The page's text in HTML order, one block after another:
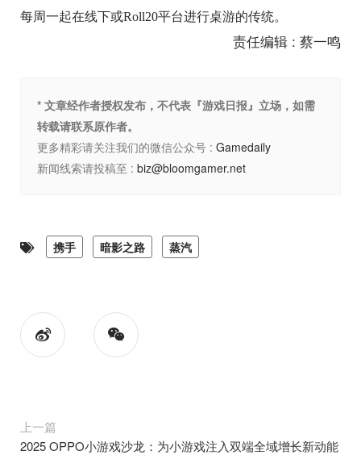
每周一起在线下或Roll20平台进行桌游的传统。
责任编辑 : 蔡一鸣
* 文章经作者授权发布，不代表『游戏日报』立场，如需
转载请联系原作者。
更多精彩请关注我们的微信公众号 : Gamedaily
新闻线索请投稿至 : biz@bloomgamer.net
携手 暗影之路 蒸汽
上一篇
2025 OPPO小游戏沙龙：为小游戏注入双端全域增长新动能